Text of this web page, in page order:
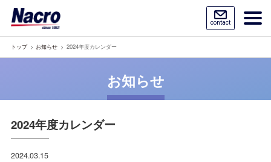
contact
トップ お知らせ 2024年度カレンダー
お知らせ
2024年度カレンダー
2024.03.15